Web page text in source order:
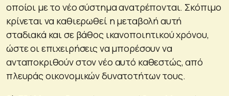
οποίοι με το νέο σύστημα ανατρέπονται. Σκόπιμο
κρίνεται να καθιερωθεί η μεταβολή αυτή
σταδιακά και σε βάθος ικανοποιητικού χρόνου,
ώστε οι επιχειρήσεις να μπορέσουν να
ανταποκριθούν στον νέο αυτό καθεστώς, από
πλευράς οικονομικών δυνατοτήτων τους.